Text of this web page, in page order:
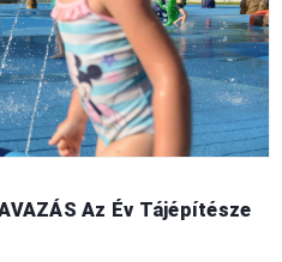
Az Év Tájépítésze